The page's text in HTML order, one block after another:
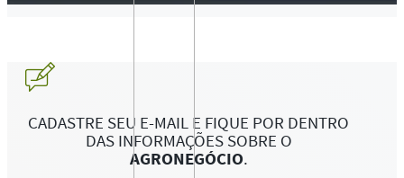
CADASTRE SEU E-MAIL E FIQUE POR DENTRO
DAS INFORMAÇÕES SOBRE O
AGRONEGÓCIO.